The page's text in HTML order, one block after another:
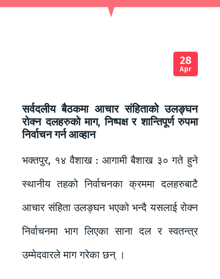
28
Apr
सर्वदलीय बैठकमा आचार संहिताको उलङ्घन
रोक्न दलहरुको माग, निष्पक्ष र शान्तिपूर्ण रुपमा
निर्वाचन गर्न आव्हान
भक्तपुर, १४ वैशाख : आगामी बैशाख ३० गते हुने
स्थानीय तहको निर्वाचनका क्रममा दलहरुबाटै
आचार संहिता उलङ्घन भएको भन्दै यसलाई रोक्न
निर्वाचनमा भाग लिएका साना दल र स्वतन्त्र
उम्मेदवारले माग गरेका छन् ।